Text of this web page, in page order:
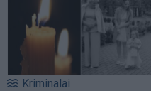
Kriminalai